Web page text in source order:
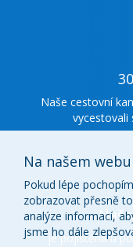
Naše cestovní
vycestovali
je pojištěna u
Na našem
Pokud lépe
zobrazovat přesně
analýze informací,
jsme ho dále